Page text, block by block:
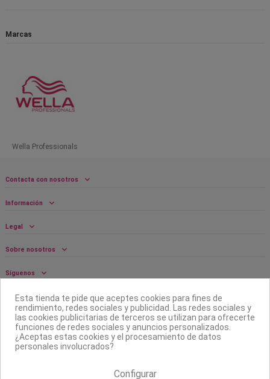
Marcas
Wella Professionals
Contacta con nosotros
Información
Legal
Sobre nosotros
Síguenos
Boletín
Esta tienda te pide que aceptes cookies para fines de
rendimiento, redes sociales y publicidad. Las redes sociales y
las cookies publicitarias de terceros se utilizan para ofrecerte
funciones de redes sociales y anuncios personalizados.
¿Aceptas estas cookies y el procesamiento de datos
personales involucrados?
Configurar